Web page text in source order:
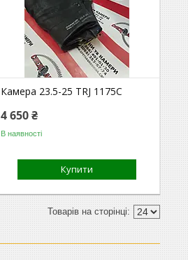
Камера 23.5-25 TRJ 1175C
4 650 ₴
В наявності
Купити